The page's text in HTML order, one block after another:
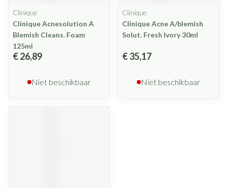
Clinique
Clinique Acnesolution A
Blemish Cleans. Foam
125ml
€ 26,89
Niet beschikbaar
Clinique
Clinique Acne A/blemish
Solut. Fresh Ivory 30ml
€ 35,17
Niet beschikbaar